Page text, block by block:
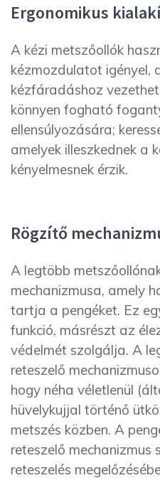
Ergonomikus
A kézi metszőollók
kézmozdulatot igényel,
kézfáradáshoz
könnyen fogható
ellensúlyozására;
amelyek illeszkednek a
kényelmesnek érzik.
Rögzítő
A legtöbb
mechanizmusa, amely
tartja a pengéket. Ez
funkció, másrészt az
védelmét szolgálja. A
reteszelő
hogy néha véletlenül
hüvelykujjal történő
metszés közben. A
reteszelő mechanizmus
reteszelés